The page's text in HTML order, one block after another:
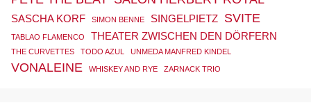
SASCHA KORF SIMON BENNE SINGELPIETZ SVITE
TABLAO FLAMENCO THEATER ZWISCHEN DEN DÖRFERN
THE CURVETTES TODO AZUL UNMEDA MANFRED KINDEL
VONALEINE WHISKEY AND RYE ZARNACK TRIO